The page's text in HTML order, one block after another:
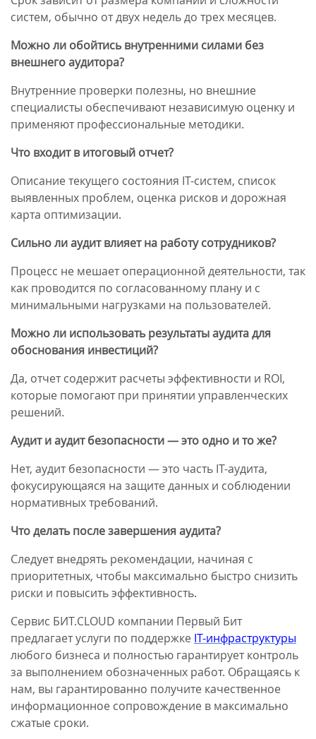
систем, обычно от двух недель до трех месяцев.
Можно ли обойтись внутренними силами без
внешнего аудитора?
Внутренние проверки полезны, но внешние
специалисты обеспечивают независимую оценку и
применяют профессиональные методики.
Что входит в итоговый отчет?
Описание текущего состояния IT-систем, список
выявленных проблем, оценка рисков и дорожная
карта оптимизации.
Сильно ли аудит влияет на работу сотрудников?
Процесс не мешает операционной деятельности, так
как проводится по согласованному плану и с
минимальными нагрузками на пользователей.
Можно ли использовать результаты аудита для
обоснования инвестиций?
Да, отчет содержит расчеты эффективности и ROI,
которые помогают при принятии управленческих
решений.
Аудит и аудит безопасности — это одно и то же?
Нет, аудит безопасности — это часть IT-аудита,
фокусирующаяся на защите данных и соблюдении
нормативных требований.
Что делать после завершения аудита?
Следует внедрять рекомендации, начиная с
приоритетных, чтобы максимально быстро снизить
риски и повысить эффективность.
Сервис БИТ.CLOUD компании Первый Бит
предлагает услуги по поддержке IT-инфраструктуры
любого бизнеса и полностью гарантирует контроль
за выполнением обозначенных работ. Обращаясь к
нам, вы гарантированно получите качественное
информационное сопровождение в максимально
сжатые сроки.